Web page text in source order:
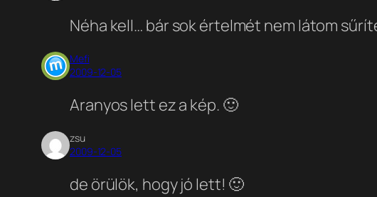
Néha kell… bár sok értelmét nem látom
Mefi
2009-12-05
Aranyos lett ez a kép. 🙂
zsu
2009-12-05
de örülök, hogy jó lett! 🙂